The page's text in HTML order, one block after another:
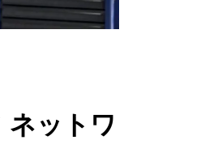
ットワ